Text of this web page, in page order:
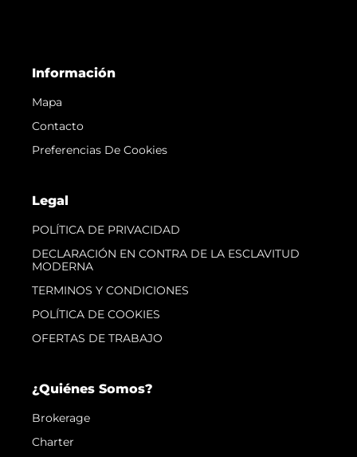
Información
Mapa
Contacto
Preferencias De Cookies
Legal
POLÍTICA DE PRIVACIDAD
DECLARACIÓN EN CONTRA DE LA ESCLAVITUD
MODERNA
TERMINOS Y CONDICIONES
POLÍTICA DE COOKIES
OFERTAS DE TRABAJO
¿Quiénes Somos?
Brokerage
Charter